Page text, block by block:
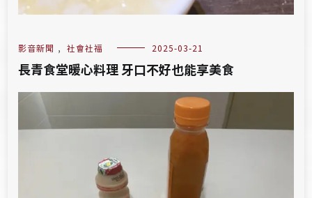
影音新聞 , 社會社福 2025-03-21
長青食堂暖心料理 牙口不好也能享美食